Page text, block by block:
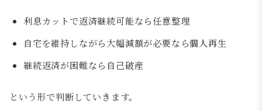
利息カットで返済継続可能なら任意整理
自宅を維持しながら大幅減額が必要なら個人再生
継続返済が困難なら自己破産
という形で判断していきます。